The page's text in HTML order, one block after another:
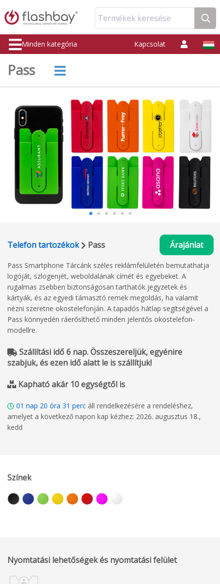
Termékek keresése
Minden kategória Kapcsolat
Pass
Telefon tartozékok Pass Árajánlat
Pass Smartphone Tárcánk széles reklámfelületén bemutathatja
logóját, szlogenjét, weboldalának címét és egyebeket. A
rugalmas zsebben biztonságosan tarthatók jegyzetek és
kártyák, és az egyedi támasztó remek megoldás, ha valamit
nézni szeretne okostelefonján. A tapadós hátlap segítségével a
Pass könnyedén ráerősíthető minden jelentős okostelefon-
modellre.
Szállítási idő 6 nap. Összeszereljük, egyénire
szabjuk, és ezen idő alatt le is szállítjuk!
Kapható akár 10 egységtől is
01 nap 20 óra 31 perc áll rendelkezésére a rendeléshez,
amelyet a következő napon kap kézhez: 2026. augusztus 18.,
kedd
Színek
Nyomtatási lehetőségek és nyomtatási felület